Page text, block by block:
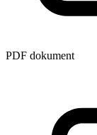
PDF dokument